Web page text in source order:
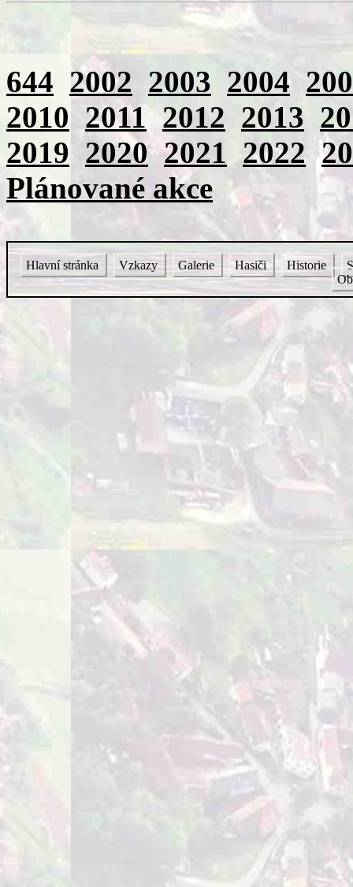
644 2002 2003 2004
2010 2011 2012 2013
2019 2020 2021 2022
Plánované akce
Hlavní stránka Vzkazy Galerie Hasiči Historie